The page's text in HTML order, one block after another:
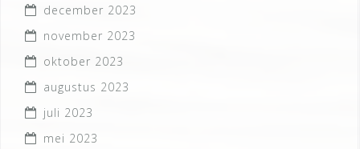
december 2023
november 2023
oktober 2023
augustus 2023
juli 2023
mei 2023